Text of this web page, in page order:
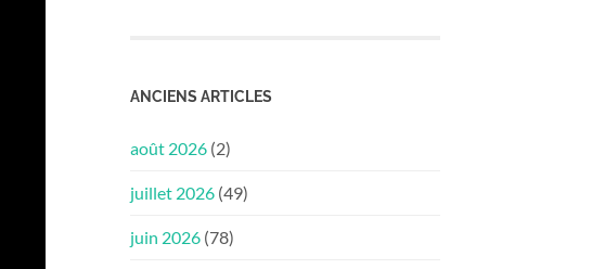
ANCIENS ARTICLES
août 2026 (2)
juillet 2026 (49)
juin 2026 (78)